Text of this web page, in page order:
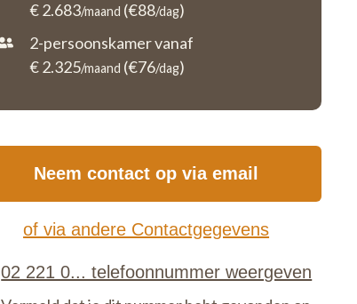
€ 2.683/maand (€88/dag)
2-persoonskamer vanaf
€ 2.325/maand (€76/dag)
Neem contact op via email
of via andere Contactgegevens